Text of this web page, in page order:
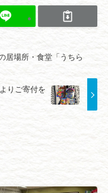
居場所・食堂「うちら
りご寄付を